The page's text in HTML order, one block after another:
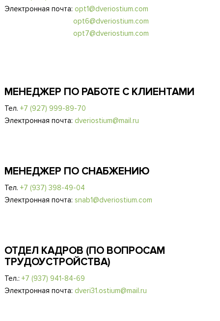
Электронная почта: opt1@dveriostium.com
opt6@dveriostium.com
opt7@dveriostium.com
МЕНЕДЖЕР ПО РАБОТЕ С КЛИЕНТАМИ
Тел. +7 (927) 999-89-70
Электронная почта: dveriostium@mail.ru
МЕНЕДЖЕР ПО СНАБЖЕНИЮ
Тел. +7 (937) 398-49-04
Электронная почта: snab1@dveriostium.com
ОТДЕЛ КАДРОВ (ПО ВОПРОСАМ
ТРУДОУСТРОЙСТВА)
Тел.: +7 (937) 941-84-69
Электронная почта: dveri31.ostium@mail.ru